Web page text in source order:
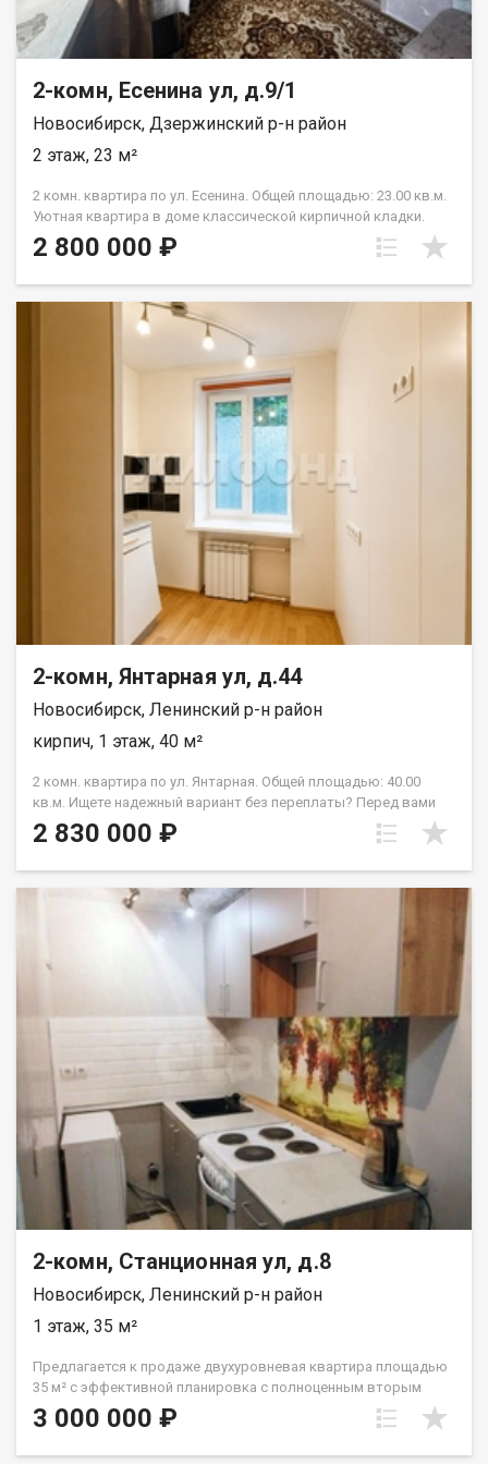
2-комн, Есенина ул, д.9/1
Новосибирск, Дзержинский р-н район
2 этаж, 23 м²
2 комн. квартира по ул. Есенина. Общей площадью: 23.00 кв.м.
Уютная квартира в доме классической кирпичной кладки.
Окна выходят во двор. Большой тихий двор, есть зона
отдыха, детская площадка, много мест для парковки.
Золотая нива две остановки или 15 минут ходьбы. Развитая
инфраструктура, есть все необходимое для комфортной
жизни. В шаговой доступности несколько детских садов,
школы, спортивные комплексы и фитнес-центры, парки и
скверы, магазины, торговые центры и супермаркеты. Также
недалеко поликлиники, больницы, аптеки. В районе есть
отделения банков и почты, кафе и рестораны. Рядом с
объектом находятся:2 школы,1 детский сад,10 продуктовых
магазинов,3 спортивных учреждения. Возможен обмен на
вашу недвижимость. Возможна продажа в рассрочку. При
звонке, пожалуйста, сообщите номер варианта -
JV002054175274.
2 800 000 ₽
2-комн, Янтарная ул, д.44
Новосибирск, Ленинский р-н район
кирпич, 1 этаж, 40 м²
2 комн. квартира по ул. Янтарная. Общей площадью: 40.00
кв.м. Ищете надежный вариант без переплаты? Перед вами
практичная двухкомнатная квартира в тихом месте
Ленинского района. В квартире сделан косметический
линолеум, новые радиаторы отопления. Чистый подъезд, во
дворе детская площадка. Развитая инфраструктура в
шаговой доступности: школа, детский сад, футбольный
стадион, магазины, остановка общественного транспорта
*Пермская*. До станции метро *Площадь Маркса* 5
остановок. Чистая продажа!1 взрослый собственник, более 5
лет в собственности, без обременений и занижений. Отличный
вариант как для собственного проживания, так и для сдачи в
аренду! Звоните, записывайтесь на просмотр! Возможен
обмен на вашу недвижимость. Возможна продажа в
рассрочку. При звонке, пожалуйста, сообщите номер
варианта - JV002054180178.
2 830 000 ₽
2-комн, Станционная ул, д.8
Новосибирск, Ленинский р-н район
1 этаж, 35 м²
Предлагается к продаже двухуровневая квартира площадью
35 м² с эффективной планировка с полноценным вторым
уровнем, где высота потолков составляет 1,78 м, что
позволяет обустроить приватную зону для спальни, рабочего
3 000 000 ₽